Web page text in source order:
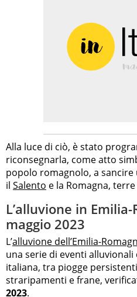
Alla luce di ciò, è stato
riconsegnarla, come atto
popolo romagnolo, a
il Salento e la Romagna,
L’alluvione in
maggio 2023
L’alluvione dell’Emilia-
una serie di eventi
italiana, tra piogge
straripamenti e frane,
2023.